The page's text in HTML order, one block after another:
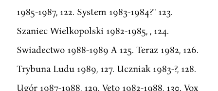
1985-1987, 122. System 1983-1984?" 123.
Szaniec Wielkopolski 1982-1985, , 124.
Swiadectwo 1988-1989 A 125. Teraz 1982, 126.
Trybuna Ludu 1989, 127. Uczniak 1983-?, 128.
Ugór 1987-1988, 129. Veto 1982-1988, 130. Vox